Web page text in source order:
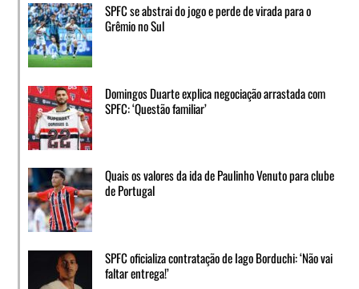
SPFC se abstrai do jogo e perde de virada para o
Grêmio no Sul
Domingos Duarte explica negociação arrastada com
SPFC: ‘Questão familiar’
Quais os valores da ida de Paulinho Venuto para clube
de Portugal
SPFC oficializa contratação de Iago Borduchi: ‘Não vai
faltar entrega!’